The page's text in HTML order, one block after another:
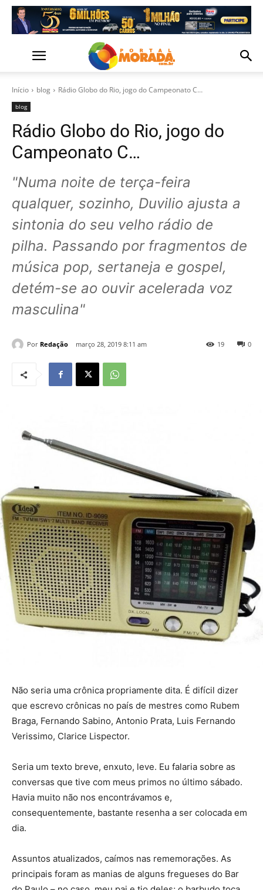
Início blog Rádio Globo do Rio, jogo do Campeonato C…
blog
Rádio Globo do Rio, jogo do
Campeonato C…
"Numa noite de terça-feira
qualquer, sozinho, Duvilio ajusta a
sintonia do seu velho rádio de
pilha. Passando por fragmentos de
música pop, sertaneja e gospel,
detém-se ao ouvir acelerada voz
masculina"
Por Redação março 28, 2019 8:11 am 0
19
Não seria uma crônica propriamente dita. É difícil dizer
que escrevo crônicas no país de mestres como Rubem
Braga, Fernando Sabino, Antonio Prata, Luis Fernando
Verissimo, Clarice Lispector.
Seria um texto breve, enxuto, leve. Eu falaria sobre as
conversas que tive com meus primos no último sábado.
Havia muito não nos encontrávamos e,
consequentemente, bastante resenha a ser colocada em
dia.
Assuntos atualizados, caímos nas rememorações. As
principais foram as manias de alguns fregueses do Bar